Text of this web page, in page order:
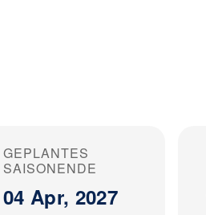
GEPLANTES
SAISONENDE
04 Apr, 2027